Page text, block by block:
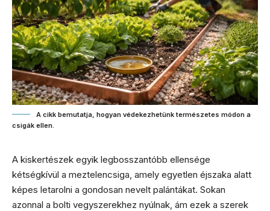
A cikk bemutatja, hogyan védekezhetünk természetes módon a
csigák ellen.
A kiskertészek egyik legbosszantóbb ellensége
kétségkívül a meztelencsiga, amely egyetlen éjszaka alatt
képes letarolni a gondosan nevelt palántákat. Sokan
azonnal a bolti vegyszerekhez nyúlnak, ám ezek a szerek